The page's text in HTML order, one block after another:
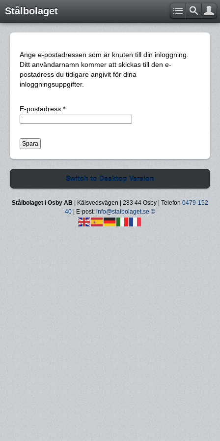
Stålbolaget
Ange e-postadressen som är knuten till din inloggning.
Ditt användarnamn kommer att skickas till den e-
postadress du tidigare angivit för dina
inloggningsuppgifter.
E-postadress *
Spara
Switch to Desktop Version
Stålbolaget i Osby AB | Kälsvedsvägen | 283 44 Osby | Telefon 0479-152
40 | E-post:info@stalbolaget.se ©